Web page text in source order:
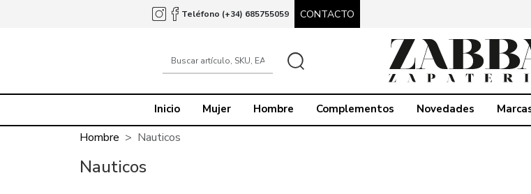
Teléfono (+34) 685755059 CONTACTO
Inicio Mujer Hombre Complementos Novedades
Hombre Nauticos
Nauticos